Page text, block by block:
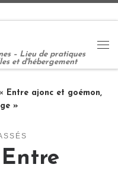
– Lieu de pratiques
et d'hébergement
Entre ajonc et goémon,
»